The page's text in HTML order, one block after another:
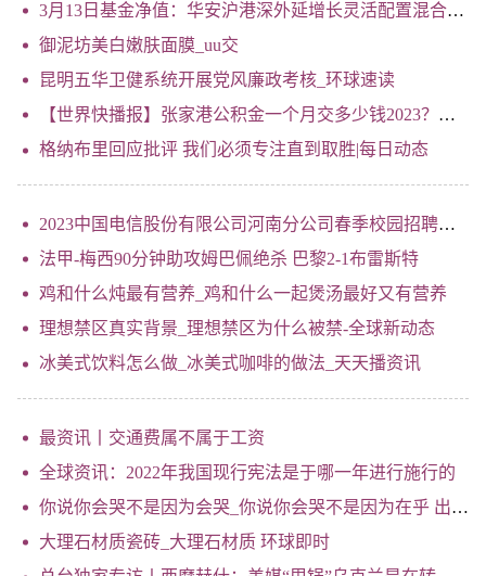
3月13日基金净值：华安沪港深外延增长灵活配置混合A最新净值4.081，涨2.28% 世界新视野
御泥坊美白嫩肤面膜_uu交
昆明五华卫健系统开展党风廉政考核_环球速读
【世界快播报】张家港公积金一个月交多少钱2023？张家港社保公积金缴费基数2023是多少
格纳布里回应批评 我们必须专注直到取胜|每日动态
2023中国电信股份有限公司河南分公司春季校园招聘公告
法甲-梅西90分钟助攻姆巴佩绝杀 巴黎2-1布雷斯特
鸡和什么炖最有营养_鸡和什么一起煲汤最好又有营养
理想禁区真实背景_理想禁区为什么被禁-全球新动态
冰美式饮料怎么做_冰美式咖啡的做法_天天播资讯
最资讯丨交通费属不属于工资
全球资讯：2022年我国现行宪法是于哪一年进行施行的
你说你会哭不是因为会哭_你说你会哭不是因为在乎 出自哪首歌
大理石材质瓷砖_大理石材质 环球即时